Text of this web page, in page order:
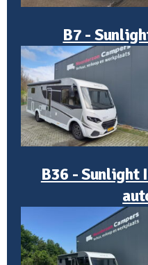
B7 -
B36 - Sunlight